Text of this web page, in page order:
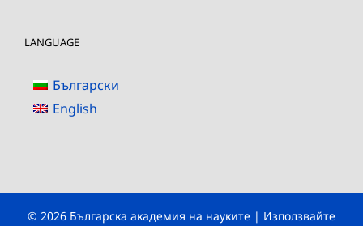
LANGUAGE
Български
English
© 2026 Българска академия на науките | Използвайте